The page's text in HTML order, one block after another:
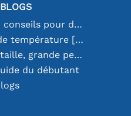
Souder comme un pro : conseils pour des connexions électroniques parfaites
Choisir le bon capteur de température [youtube]
Batteries 18650 : petite taille, grande performance
du débutant